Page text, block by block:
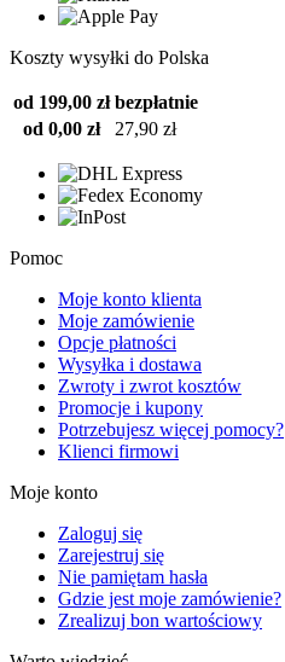
Koszty wysyłki do Polska
od 199,00 zł bezpłatnie
od 0,00 zł
27,90 zł
Pomoc
Moje konto klienta
Moje zamówienie
Opcje płatności
Wysyłka i dostawa
Zwroty i zwrot kosztów
Promocje i kupony
Potrzebujesz więcej pomocy?
Klienci firmowi
Moje konto
Zaloguj się
Zarejestruj się
Nie pamiętam hasła
Gdzie jest moje zamówienie?
Zrealizuj bon wartościowy